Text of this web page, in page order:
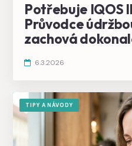
Potřebuje IQOS
Průvodce
zachová
6.3.2026
TIPY A NÁVODY